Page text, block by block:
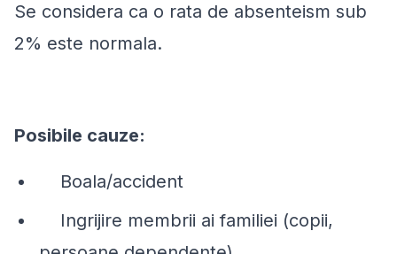
Se considera ca o rata de absenteism sub
2% este normala.
Posibile cauze:
Boala/accident
Ingrijire membrii ai familiei (copii,